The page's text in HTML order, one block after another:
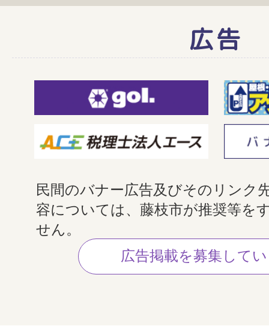
広告
民間のバナー広告及びそのリンク
容については、藤枝市が推奨等を
せん。
広告掲載を募集して